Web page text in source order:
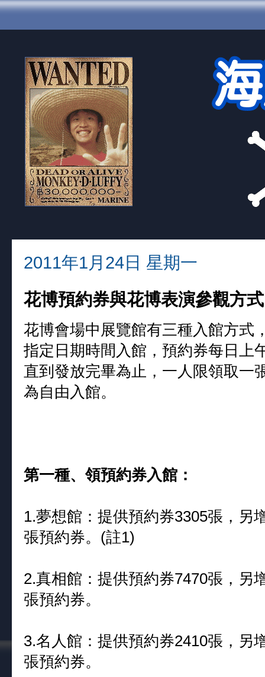
2011年1月24日 星期一
花博預約券與花博表演參觀方式
花博會場中展覽館有三種入館方式
指定日期時間入館，預約券每日上
直到發放完畢為止，一人限領取一
為自由入館。
第一種、領預約券入館：
1.夢想館：提供預約券3305張，另
張預約券。(註1)
2.真相館：提供預約券7470張，另
張預約券。
3.名人館：提供預約券2410張，另
張預約券。